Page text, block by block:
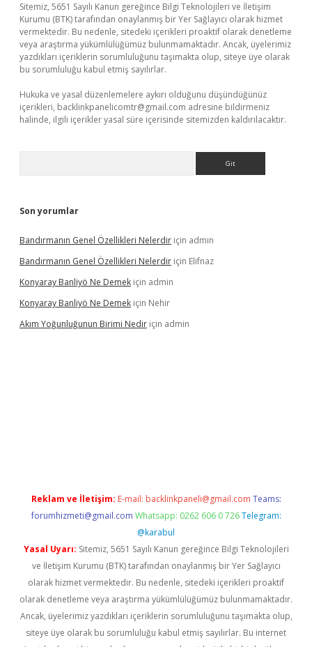
Sitemiz, 5651 Sayılı Kanun gereğince Bilgi Teknolojileri ve İletişim
Kurumu (BTK) tarafından onaylanmış bir Yer Sağlayıcı olarak hizmet
vermektedir. Bu nedenle, sitedeki içerikleri proaktif olarak denetleme
veya araştırma yükümlülüğümüz bulunmamaktadır. Ancak, üyelerimiz
yazdıkları içeriklerin sorumluluğunu taşımakta olup, siteye üye olarak
bu sorumluluğu kabul etmiş sayılırlar.
Hukuka ve yasal düzenlemelere aykırı olduğunu düşündüğünüz
içerikleri, backlinkpanelicomtr@gmail.com adresine bildirmeniz
halinde, ilgili içerikler yasal süre içerisinde sitemizden kaldırılacaktır.
Son yorumlar
Bandırmanın Genel Özellikleri Nelerdir için admin
Bandırmanın Genel Özellikleri Nelerdir için Elifnaz
Konyaray Banliyö Ne Demek için admin
Konyaray Banliyö Ne Demek için Nehir
Akım Yoğunluğunun Birimi Nedir için admin
Reklam ve İletişim: E-mail: backlinkpaneli@gmail.com Teams:
forumhizmeti@gmail.com Whatsapp: 0262 606 0 726 Telegram:
@karabul
Yasal Uyarı: Sitemiz, 5651 Sayılı Kanun gereğince Bilgi Teknolojileri
ve İletişim Kurumu (BTK) tarafından onaylanmış bir Yer Sağlayıcı
olarak hizmet vermektedir. Bu nedenle, sitedeki içerikleri proaktif
olarak denetleme veya araştırma yükümlülüğümüz bulunmamaktadır.
Ancak, üyelerimiz yazdıkları içeriklerin sorumluluğunu taşımakta olup,
siteye üye olarak bu sorumluluğu kabul etmiş sayılırlar. Bu internet